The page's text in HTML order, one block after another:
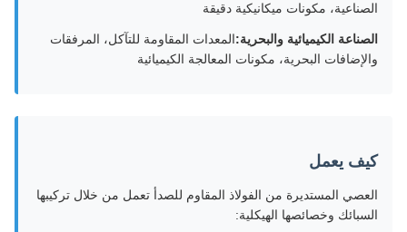
الصناعية، مكونات ميكانيكية دقيقة
الصناعة الكيميائية والبحرية:المعدات المقاومة للتآكل، المرفقات
والإضافات البحرية، مكونات المعالجة الكيميائية
كيف يعمل
العصي المستديرة من الفولاذ المقاوم للصدأ تعمل من خلال تركيبها
السبائك وخصائصها الهيكلية: